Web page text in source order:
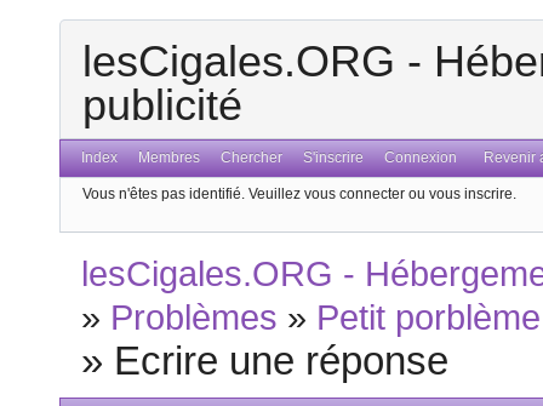
lesCigales.ORG -
publicité
Index Membres Chercher S'inscrire Connexion Revenir
Vous n'êtes pas identifié. Veuillez vous connecter ou vous inscrire.
lesCigales.ORG -
» Problèmes » Petit
» Ecrire une réponse